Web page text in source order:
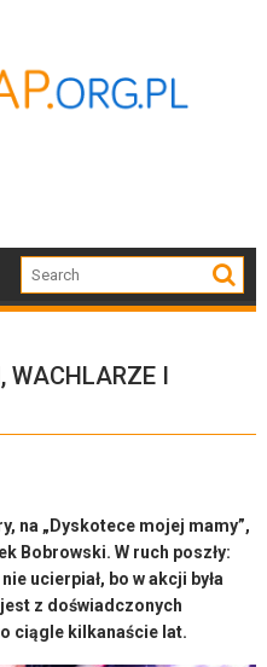
WACHLARZE I
na „Dyskotece mojej mamy”,
Bobrowski. W ruch poszły:
ucierpiał, bo w akcji była
z doświadczonych
ciągle kilkanaście lat.